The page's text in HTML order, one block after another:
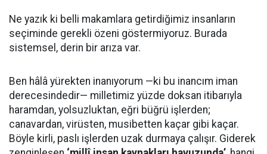
Ne yazık ki belli makamlara getirdiğimiz insanların
seçiminde gerekli özeni göstermiyoruz. Burada
sistemsel, derin bir arıza var.
Ben hâlâ yürekten inanıyorum —ki bu inancım iman
derecesindedir— milletimiz yüzde doksan itibarıyla
haramdan, yolsuzluktan, eğri büğrü işlerden;
canavardan, virüsten, musibetten kaçar gibi kaçar.
Böyle kirli, paslı işlerden uzak durmaya çalışır. Giderek